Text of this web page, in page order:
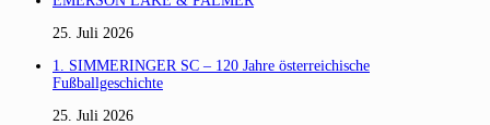
25. Juli 2026
1. SIMMERINGER SC – 120 Jahre österreichische
Fußballgeschichte
25. Juli 2026